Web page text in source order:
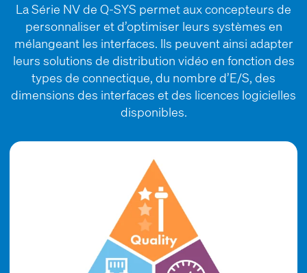
La Série NV de Q-SYS permet aux concepteurs de
personnaliser et d’optimiser leurs systèmes en
mélangeant les interfaces. Ils peuvent ainsi adapter
leurs solutions de distribution vidéo en fonction des
types de connectique, du nombre d’E/S, des
dimensions des interfaces et des licences logicielles
disponibles.